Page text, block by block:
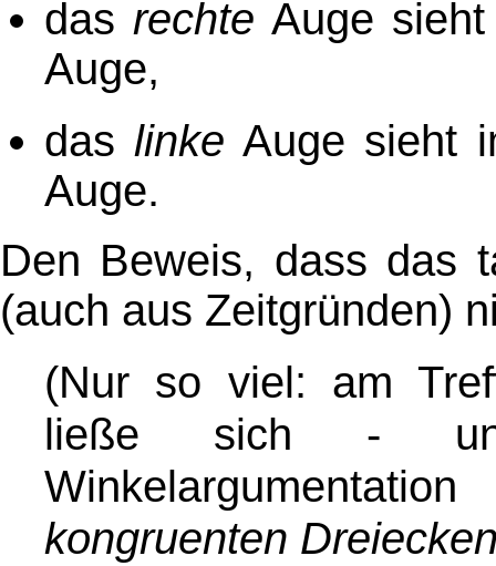
das rechte Auge
Auge,
das linke Auge sieht
Auge.
Den Beweis, dass das
(auch aus Zeitgründen)
(Nur so viel: am
ließe sich -
kongruenten